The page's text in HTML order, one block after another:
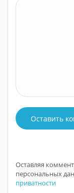
Оставить
Оставляя
персональных
приватности